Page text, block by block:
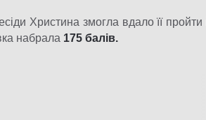
Христина змогла вдало її
набрала 175 балів.